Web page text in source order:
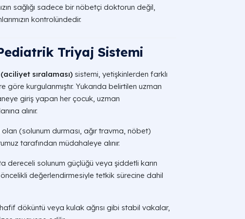
sağlığı sadece bir nöbetçi doktorun değil,
kontrolündedir.
Triyaj Sistemi
sıralaması) sistemi, yetişkinlerden farklı
kurgulanmıştır. Yukarıda belirtilen uzman
giriş yapan her çocuk, uzman
alınır.
(solunum durması, ağır travma, nöbet)
tarafından müdahaleye alınır.
dereceli solunum güçlüğü veya şiddetli karın
değerlendirmesiyle tetkik sürecine dahil
hafif döküntü veya kulak ağrısı gibi stabil vakalar,